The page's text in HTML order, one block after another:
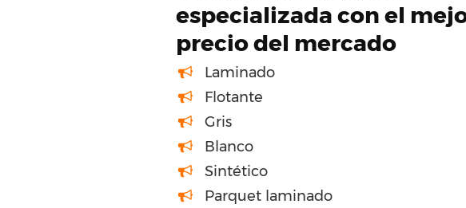
especializada con el
precio del mercado
Laminado
Flotante
Gris
Blanco
Sintético
Parquet laminado